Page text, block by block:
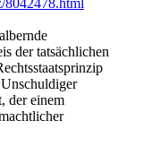
der tatsächlichen
der einem